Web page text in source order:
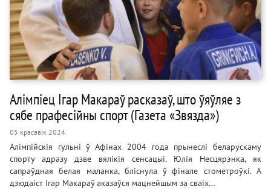
Алімпіец Ігар Макараў расказаў, што ўяўляе з
сябе прафесійны спорт (Газета «Звязда»)
05 красавік 2024
Алімпійскія гульні ў Афінах 2004 года прынеслі беларускаму
спорту адразу дзве вялікія сенсацыі. Юлія Несцярэнка, як
сапраўдная белая маланка, бліснула ў фінале стометроўкі. А
дзюдаіст Ігар Макараў аказаўся мацнейшым за сваіх…